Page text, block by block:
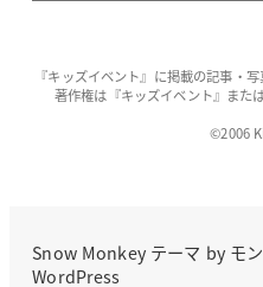
『キッズイベント』に掲載の記事・
著作権は『キッズイベント』また
©2006
Snow Monkeyテーマ by モ
WordPress